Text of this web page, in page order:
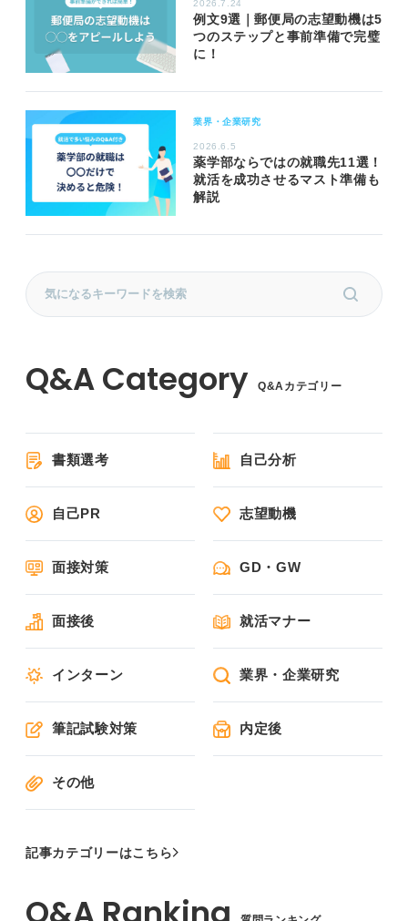
2026.7.24
例文9選｜郵便局の志望動機は5
つのステップと事前準備で完璧
に！
業界・企業研究
2026.6.5
薬学部ならではの就職先11選！
就活を成功させるマスト準備も
解説
Q&Aカテゴリー
書類選考 自己分析
自己PR 志望動機
面接対策 GD・GW
面接後 就活マナー
インターン 業界・企業研究
筆記試験対策 内定後
その他
記事カテゴリーはこちら